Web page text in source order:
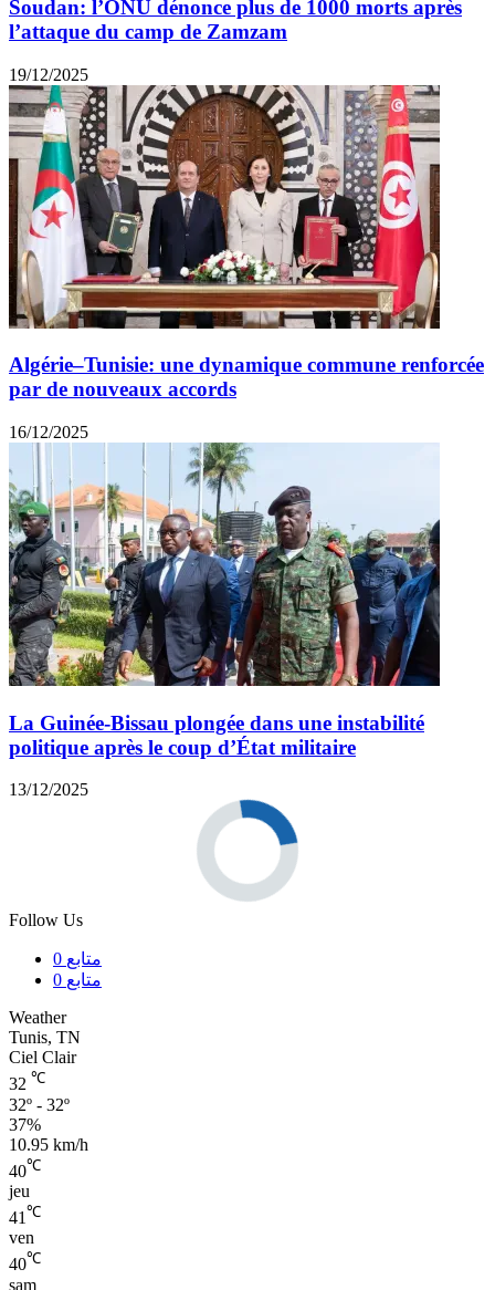
Soudan: l’ONU dénonce plus de 1000 morts après
l’attaque du camp de Zamzam
19/12/2025
Algérie–Tunisie: une dynamique commune renforcée
par de nouveaux accords
16/12/2025
La Guinée-Bissau plongée dans une instabilité
politique après le coup d’État militaire
13/12/2025
Follow Us
0 متابع
0 متابع
Weather
Tunis, TN
Ciel Clair
32 ℃
32º - 32º
37%
10.95 km/h
40℃
jeu
41℃
ven
40℃
sam